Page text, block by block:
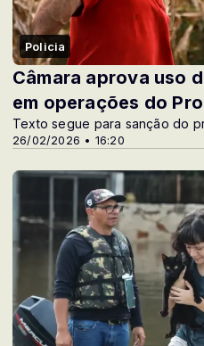
Policia
26/02/2026 • 16:20
Câmara aprova uso
em operações do
Texto segue para sanção do